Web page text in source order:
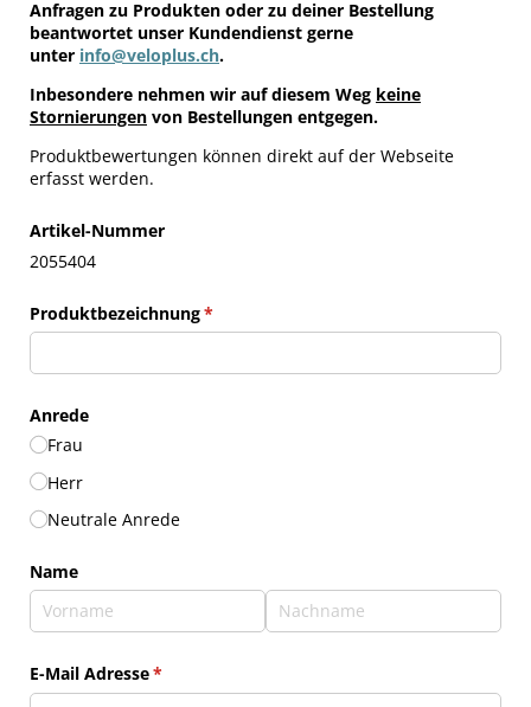
Anfragen zu Produkten oder zu deiner Bestellung
beantwortet unser Kundendienst gerne
unter info@veloplus.ch.
Inbesondere nehmen wir auf diesem Weg keine
Stornierungen von Bestellungen entgegen.
Produktbewertungen können direkt auf der Webseite
erfasst werden.
Artikel-Nummer
2055404
Produktbezeichnung*
(erforderlich)
Anrede
Frau
Herr
Neutrale Anrede
Name
E-Mail Adresse*
(erforderlich)